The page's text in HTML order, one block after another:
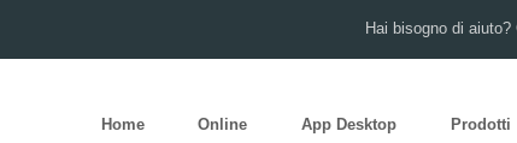
Hai bisogno di
Home Online App Desktop Prodotti